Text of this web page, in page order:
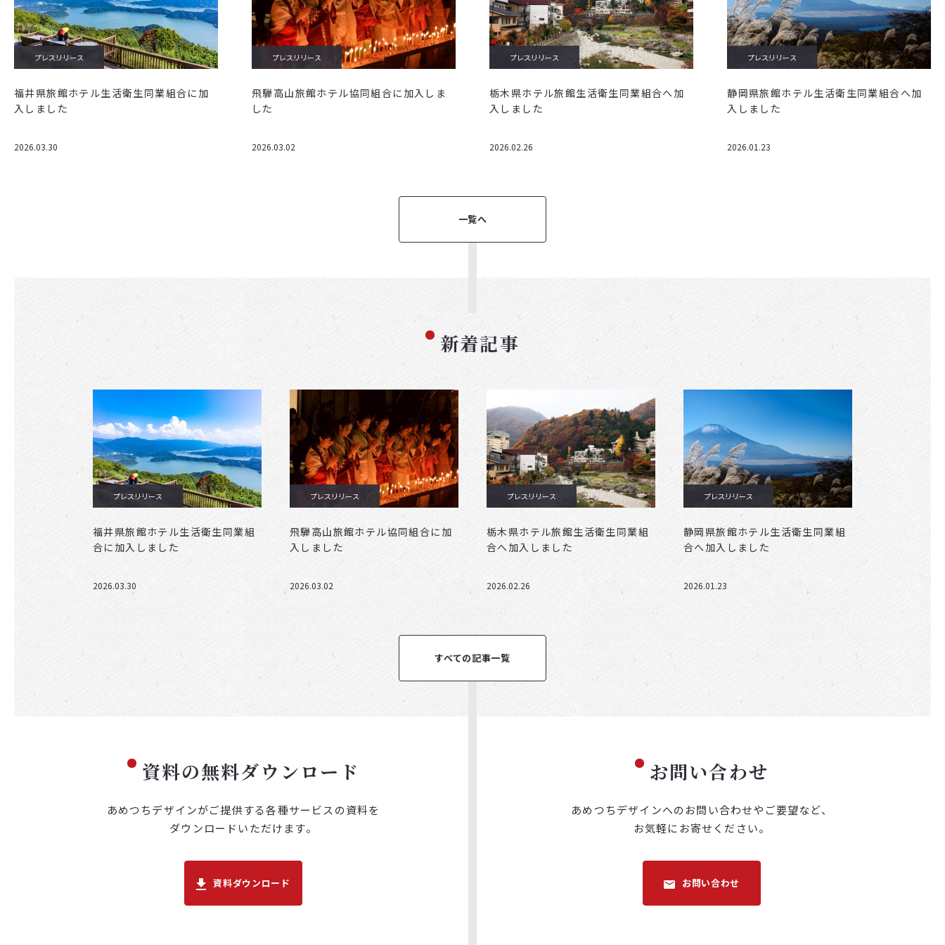
ニュース
プレスリリース
福井県旅館ホテル生活衛生同業組合に加
入しました
2026.03.30
ニュース
プレスリリース
飛騨高山旅館ホテル協同組合に加入しま
した
2026.03.02
ニュース
プレスリリース
栃木県ホテル旅館生活衛生同業組合へ加
入しました
2026.02.26
ニュース
プレスリリース
静岡県旅館ホテル生活衛生同業組合へ加
入しました
2026.01.23
一覧へ
新着記事
ニュース
プレスリリース
福井県旅館ホテル生活衛生同業組
合に加入しました
2026.03.30
ニュース
プレスリリース
飛騨高山旅館ホテル協同組合に加
入しました
2026.03.02
ニュース
プレスリリース
栃木県ホテル旅館生活衛生同業組
合へ加入しました
2026.02.26
ニュース
プレスリリース
静岡県旅館ホテル生活衛生同業組
合へ加入しました
2026.01.23
すべての記事一覧
資料の無料ダウンロード
あめつちデザインがご提供する各種サービスの資料を
ダウンロードいただけます。
資料ダウンロード
お問い合わせ
あめつちデザインへのお問い合わせや ご要望など、
お気軽にお寄せください。
お問い合わせ